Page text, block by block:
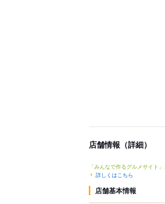
店舗情報（詳細）
「みんなで作るグルメサイト
詳しくはこちら
店舗基本情報